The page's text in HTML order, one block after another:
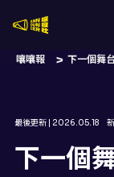
嚷嚷報 下一個舞
最後更新 | 2026.05.18
下一個